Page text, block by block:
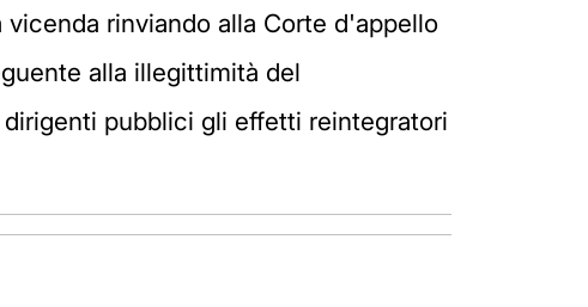
rinviando alla Corte d'appello
alla illegittimità del
pubblici gli effetti reintegratori